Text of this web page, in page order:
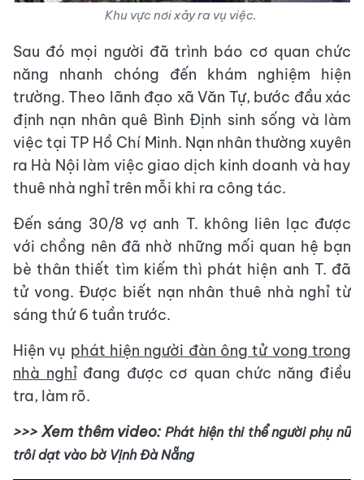
Khu vực nơi xảy ra vụ việc.
Sau đó mọi người đã trình báo cơ quan chức
năng nhanh chóng đến khám nghiệm hiện
trường. Theo lãnh đạo xã Văn Tự, bước đầu xác
định nạn nhân quê Bình Định sinh sống và làm
việc tại TP Hồ Chí Minh. Nạn nhân thường xuyên
ra Hà Nội làm việc giao dịch kinh doanh và hay
thuê nhà nghỉ trên mỗi khi ra công tác.
Đến sáng 30/8 vợ anh T. không liên lạc được
với chồng nên đã nhờ những mối quan hệ bạn
bè thân thiết tìm kiếm thì phát hiện anh T. đã
tử vong. Được biết nạn nhân thuê nhà nghỉ từ
sáng thứ 6 tuần trước.
Hiện vụ phát hiện người đàn ông tử vong trong
nhà nghỉđang được cơ quan chức năng điều
tra, làm rõ.
>>> Xem thêm video:Phát hiện thi thể người phụ nữ
trôi dạt vào bờ Vịnh Đà Nẵng